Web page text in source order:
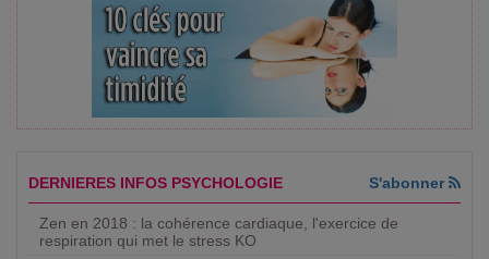
DERNIERES INFOS PSYCHOLOGIE S'abonner
Zen en 2018 : la cohérence cardiaque, l'exercice de
respiration qui met le stress KO